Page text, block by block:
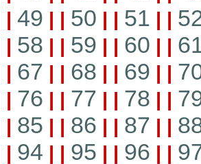
| 49 | | 50 | | 51 | |
| 58 | | 59 | | 60 | |
| 67 | | 68 | | 69 | |
| 76 | | 77 | | 78 | |
| 85 | | 86 | | 87 | |
| 94 | | 95 | | 96 | |